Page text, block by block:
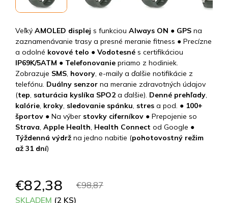
€98,87
€82,38
SKLADEM (2 KS)
Veľký AMOLED displej s funkciou Always ON ● GPS na
zaznamenávanie trasy a presné meranie fitness ● Precízne
a odolné kovové telo ● Vodotesné s certifikáciou
IP69K/5ATM ● Telefonovanie priamo z hodiniek.
Zobrazuje SMS, hovory, e-maily a ďalšie notifikácie z
telefónu. Duálny senzor na meranie zdravotných údajov
(tep, saturácia kyslíka SPO2 a ďalšie). Denné prehľady,
kalórie, kroky, sledovanie spánku, stres a pod. ● 100+
športov ● Na výber stovky ciferníkov ● Prepojenie so
Strava, Apple Health, Health Connect od Google ●
Týždenná výdrž na jedno nabitie (pohotovostný režim
až 31 dní)